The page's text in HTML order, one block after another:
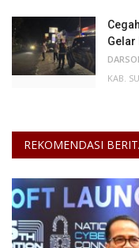
Gelar
KAB.
REKOMENDASI